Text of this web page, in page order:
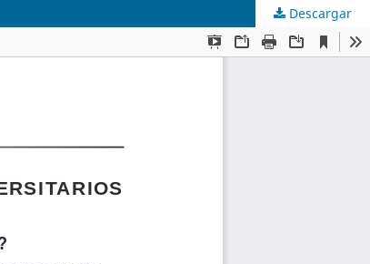
Descargar